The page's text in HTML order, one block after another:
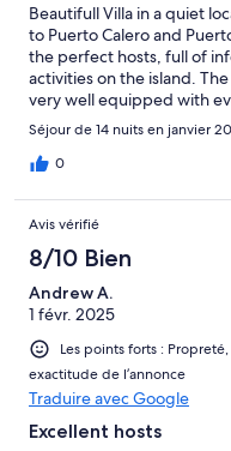
Beautifull Villa in a quiet
to Puerto Calero and
the perfect hosts, full of
activities on the island.
very well equipped with
From the moment you
much thought, care and
interior and exterior of the
outdoor shower. If you're
the ideal villa. We
return in the near future.
Séjour de 14 nuits en janvier
0
Avis vérifié
8/10 Bien
Andrew A.
1 févr. 2025
Les points forts :
exactitude de l’annonce
Traduire avec Google
Excellent hosts